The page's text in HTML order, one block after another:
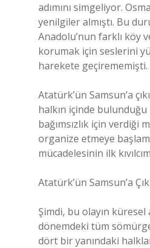
adımını simgeliyor.
yenilgiler almıştı. Bu
Anadolu’nun farklı köy
korumak için seslerini
harekete geçirememişti.
Atatürk’ün Samsun’a
halkın içinde
bağımsızlık için verdiği
organize etmeye
mücadelesinin ilk
Atatürk’ün Samsun’a
Şimdi, bu olayın küresel
dönemdeki tüm
dört bir yanındaki